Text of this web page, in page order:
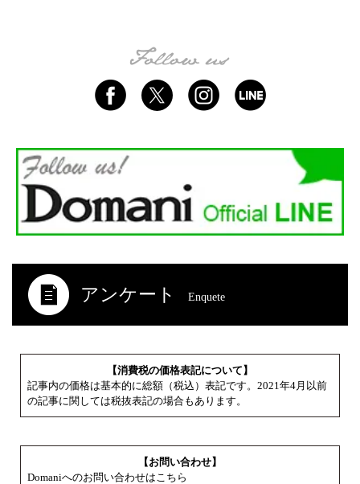
アンケート Enquete
【消費税の価格表記について】
記事内の価格は基本的に総額（税込）表記です。2021年4月以前
の記事に関しては税抜表記の場合もあります。
【お問い合わせ】
Domaniへのお問い合わせはこちら